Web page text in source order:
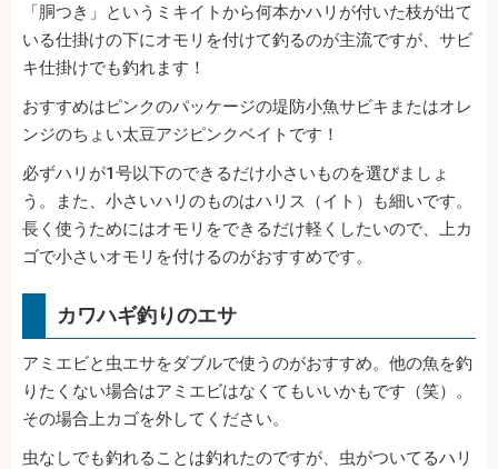
「胴つき」というミキイトから何本かハリが付いた枝が出て
いる仕掛けの下にオモリを付けて釣るのが主流ですが、サビ
キ仕掛けでも釣れます！
おすすめはピンクのパッケージの堤防小魚サビキまたはオレ
ンジのちょい太豆アジピンクベイトです！
必ずハリが1号以下のできるだけ小さいものを選びましょ
う。また、小さいハリのものはハリス（イト）も細いです。
長く使うためにはオモリをできるだけ軽くしたいので、上カ
ゴで小さいオモリを付けるのがおすすめです。
カワハギ釣りのエサ
アミエビと虫エサをダブルで使うのがおすすめ。他の魚を釣
りたくない場合はアミエビはなくてもいいかもです（笑）。
その場合上カゴを外してください。
虫なしでも釣れることは釣れたのですが、虫がついてるハリ